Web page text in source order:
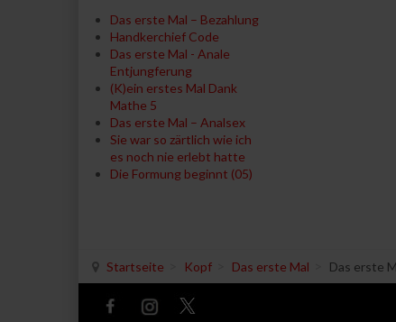
Das erste Mal – Bezahlung
Handkerchief Code
Das erste Mal - Anale
Entjungferung
(K)ein erstes Mal Dank
Mathe 5
Das erste Mal – Analsex
Sie war so zärtlich wie ich
es noch nie erlebt hatte
Die Formung beginnt (05)
Startseite Kopf Das erste Mal Das erste